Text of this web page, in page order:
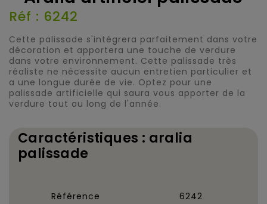
Réf : 6242
Cette palissade s'intégrera parfaitement dans votre
décoration et apportera une touche de verdure
dans votre environnement. Cette palissade très
réaliste ne nécessite aucun entretien particulier et
a une longue durée de vie. Optez pour une
palissade artificielle qui saura vous apporter de la
verdure tout au long de l'année.
Caractéristiques : aralia
palissade
Référence
6242